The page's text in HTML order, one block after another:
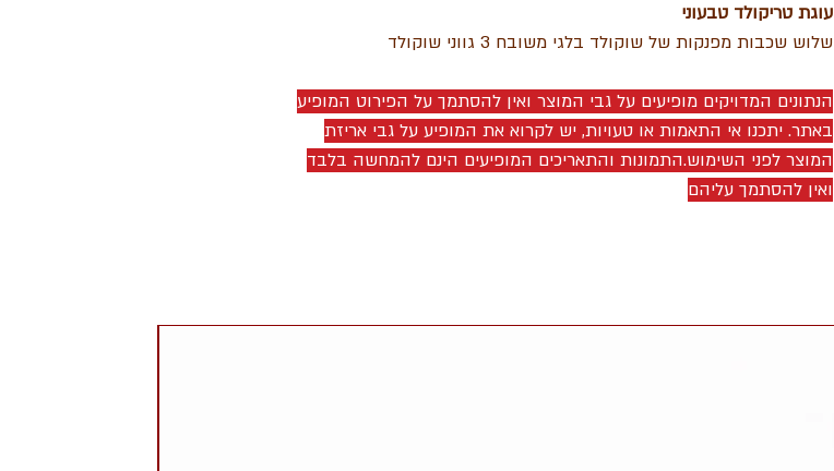
עוגת טריקולד טבעוני
שלוש שכבות מפנקות של שוקולד בלגי משובח 3 גווני שוקולד
הנתונים המדויקים מופיעים על גבי המוצר ואין להסתמך על הפירוט המופיע
באתר. יתכנו אי התאמות או טעויות, יש לקרוא את המופיע על גבי אריזת
המוצר לפני השימוש.התמונות והתאריכים המופיעים הינם להמחשה בלבד
ואין להסתמך עליהם